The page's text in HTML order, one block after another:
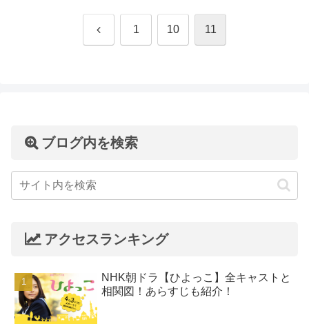
前 1 10 11
ブログ内を検索
アクセスランキング
NHK朝ドラ【ひよっこ】全キャストと
相関図！あらすじも紹介！